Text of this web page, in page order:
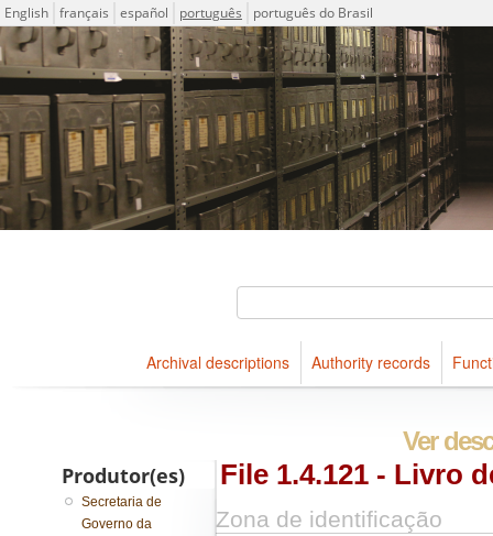
Idioma
English français español português português do Brasil
Descriptions for archival holdings maintained at Arquivo
ICA-AtoM Project
Archival descriptions Authority records
Ver
File 1.4.121 - Livro
Zona de identificação
Produtor(es)
Secretaria de
Governo da